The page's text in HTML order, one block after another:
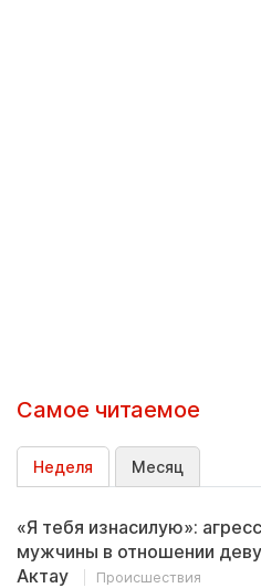
Самое читаемое
Неделя Месяц
«Я тебя изнасилую»:
мужчины в отношении
Актау
Происшествия